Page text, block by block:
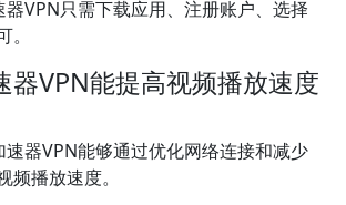
VPN只需下载应用、注册账户、选择
器VPN能提高视频播放速度
器VPN能够通过优化网络连接和减少
频播放速度。